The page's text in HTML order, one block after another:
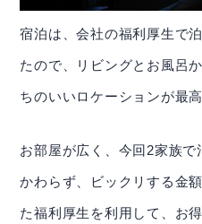
基本情報
IRライブラリー
財務ハイライト
IRカレンダー
宿泊は、会社の福利厚生で
たので、リビングとお風呂
ちのいいロケーションが最
お部屋が広く、今回2家族
かわらず、ビックリする金
た福利厚生を利用して、お